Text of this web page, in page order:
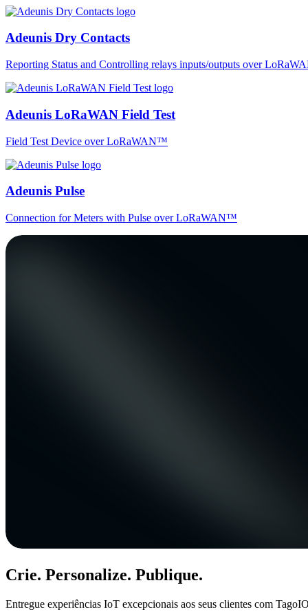
Adeunis Dry Contacts
Reporting Status and Controlling relays inputs/outputs over
Adeunis LoRaWAN Field Test
Field Test Device over LoRaWAN™
Adeunis Pulse
Connection for Meters with Pulse over LoRaWAN™
Crie. Personalize. Publique.
Entregue experiências IoT excepcionais aos seus clientes com